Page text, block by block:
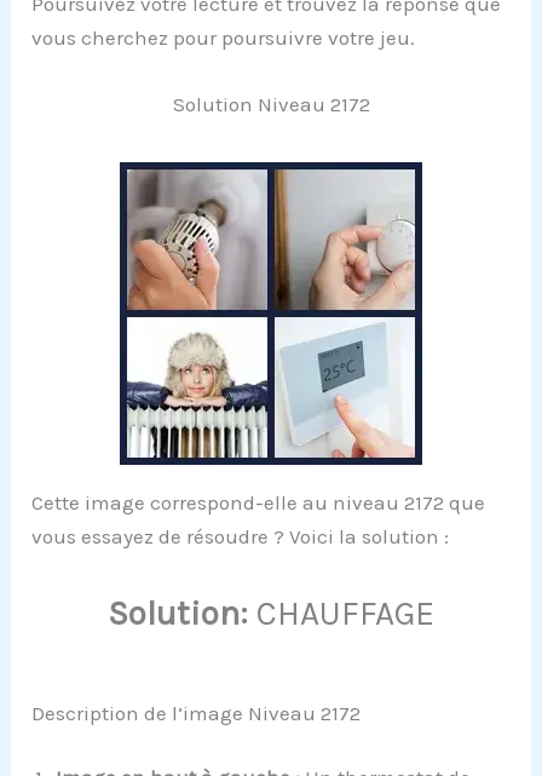
vous cherchez pour poursuivre votre jeu.
Solution Niveau 2172
Cette image correspond-elle au niveau 2172 que
vous essayez de résoudre ? Voici la solution :
Solution: CHAUFFAGE
Description de l’image Niveau 2172